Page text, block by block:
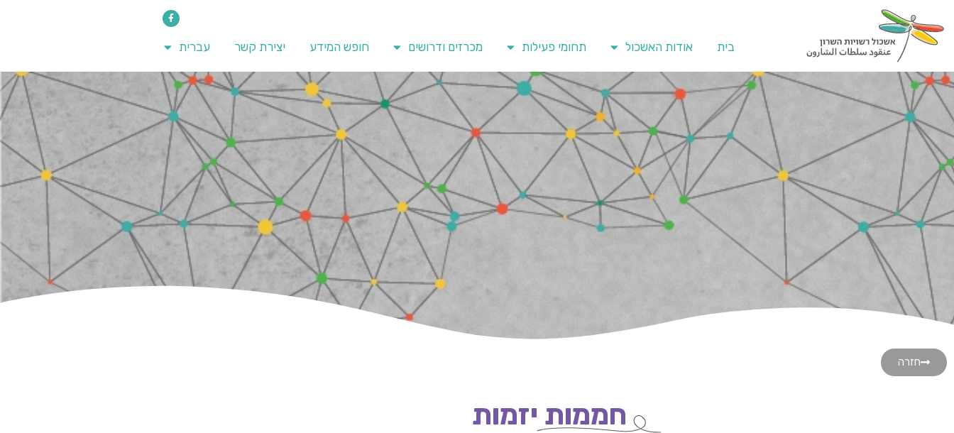
בית אודות האשכול תחומי פעילות מכרזים ודרושים חופש המידע יצירת קשר עברית
חזרה
חממות יזמות